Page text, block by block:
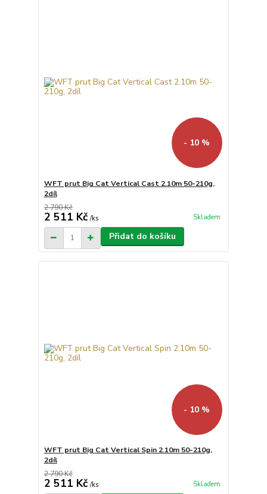
- 10 %
WFT prut Big Cat Vertical Cast 2.10m 50-210g,
2díl
2 790 Kč
2 511 Kč /ks Skladem
Přidat do košíku
- 10 %
WFT prut Big Cat Vertical Spin 2.10m 50-210g,
2díl
2 790 Kč
2 511 Kč /ks Skladem